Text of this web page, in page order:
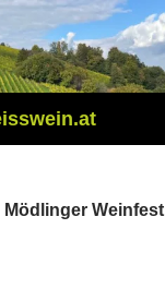
Weinfest